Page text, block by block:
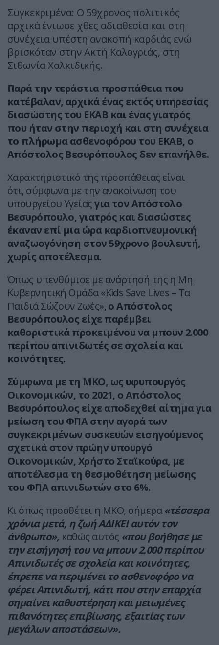
Συγκεκριμένα: Ο 59χρονος πολιτικός
αρχικά ένιωσε χθες αδιαθεσία και στη
συνέχεια υπέστη ανακοπή καρδιάς ενώ
βρισκόταν στην Ακτή Καλογριάς, στη
Σιθωνία Χαλκιδικής.
Παρά την τεράστια προσπάθεια που
κατέβαλαν, αρχικά ένας εκτός υπηρεσίας
διασώστης του ΕΚΑΒ και ένας γιατρός
που ήταν στην περιοχή και στη συνέχεια
το πλήρωμα ασθενοφόρου του ΕΚΑΒ, ο
Απόστολος Βεσυρόπουλος δεν επανήλθε.
Χαρακτηριστικό της προσπάθειας είναι
ότι, σύμφωνα με την ανακοίνωση του
υπουργείου Υγείαςγια τον Απόστολο
Βεσυρόπουλο, γιατρός και διασώστες
έκαναν επί μια ώρα καρδιοπνευμονική
αναζωογόνηση στον 59χρονο βουλευτή,
χωρίς αποτέλεσμα.
Όπως υπενθύμισε με ανάρτησή της η Μη
Κυβερνητική Ομάδα «Kids Save Lives – Τα
Παιδιά Σώζουν Ζωές»,ο Απόστολος
Βεσυρόπουλος είχε παρέμβει
καθοριστικά προκειμένου να μπουν 2.000
περίπου απινιδωτές σε σχολεία και
κοινότητες.
Σύμφωνα με τη ΜΚΟ, ως υφυπουργός
Οικονομικών, το 2021, ο Απόστολος
Βεσυρόπουλος είχε αποδεχθεί αίτημα για
μείωση του ΦΠΑ στην αγορά των
συγκεκριμένων συσκευών εισηγούμενος
σχετικά στον πρώην υπουργό
Οικονομικών, Χρήστο Σταϊκούρα, με
αποτέλεσμα τη θεσμοθέτηση μείωσης
του ΦΠΑ απινιδωτών στο 6%.
Κι όπως προσθέτει η ΜΚΟ, σήμερα«τέσσερα
χρόνια μετά, η ζωή ΑΔΙΚΕΙ αυτόν τον
άνθρωπο», καθώς αυτός «που βοήθησε με
την εισήγησή του να μπουν 2.000 περίπου
Απινιδωτές σε σχολεία και κοινότητες,
έπρεπε να περιμένει το ασθενοφόρο να
φέρει Απινιδωτή, κάτι που στην επαρχία
σημαίνει καθυστέρηση και μειωμένες
πιθανότητες επιβίωσης, εξαιτίας των
μεγάλων αποστάσεων».